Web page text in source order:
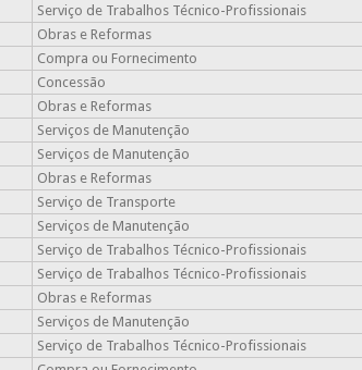
Serviço de Trabalhos Técnico-Profissionais
Obras e Reformas
Compra ou Fornecimento
Concessão
Obras e Reformas
Serviços de Manutenção
Serviços de Manutenção
Obras e Reformas
Serviço de Transporte
Serviços de Manutenção
Serviço de Trabalhos Técnico-Profissionais
Serviço de Trabalhos Técnico-Profissionais
Obras e Reformas
Serviços de Manutenção
Serviço de Trabalhos Técnico-Profissionais